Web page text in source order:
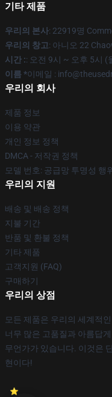
기타 제품
우리의 본사: 22919명
우리의 창고: 아니오 22
시간 :: 오전 9시 ~ 오후 5시 (
이름 *이메일 :
우리의 회사
제품 정보
이용 약관
개인 정보 정책
DMCA - 저작권 정책
모델 번호: 공급망 투명성 행위
우리의 지원
배송 및 배송 정책
지불 기간
반품 및 환불 정책
기타 제품
고객지원 (FAQ)
구매하기
우리의 상점
모든 제품은 우리의 세계적
너무 많은 고품질과 아름답
무언가가 있습니다. 이것은
현이다!